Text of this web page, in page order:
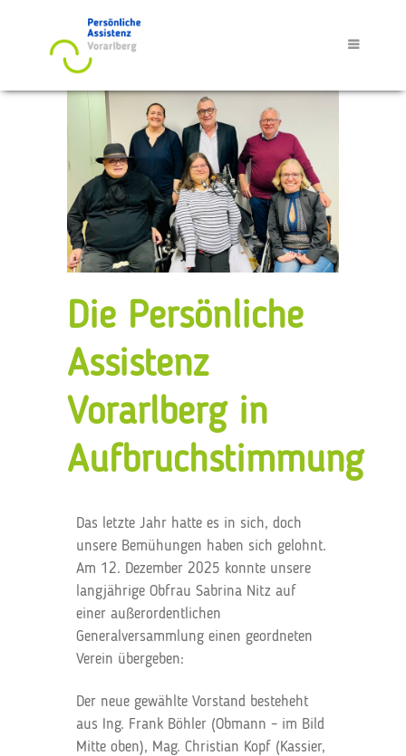
Die Persönliche
Assistenz
Vorarlberg in
Aufbruchstimmung
Das letzte Jahr hatte es in sich, doch
unsere Bemühungen haben sich gelohnt.
Am 12. Dezember 2025 konnte unsere
langjährige Obfrau Sabrina Nitz auf
einer außerordentlichen
Generalversammlung einen geordneten
Verein übergeben:
Der neue gewählte Vorstand besteheht
aus Ing. Frank Böhler (Obmann – im Bild
Mitte oben), Mag. Christian Kopf (Kassier,